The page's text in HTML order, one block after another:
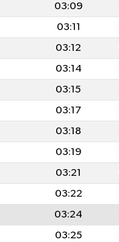
03:09
03:11
03:12
03:14
03:15
03:17
03:18
03:19
03:21
03:22
03:24
03:25